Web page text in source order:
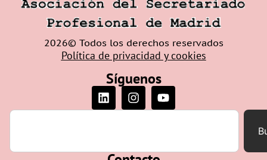
2026© Todos los derechos reservados
Política de privacidad y cookies
Síguenos